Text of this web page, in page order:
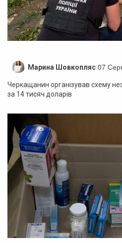
Марина Шовкопляс 07
Черкащанин організував схему
за 14 тисяч доларів